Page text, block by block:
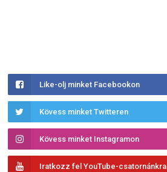
Like-olj minket Facebookon
Kövess minket Twitteren
Kövess minket Instagramon
Iratkozz fel YouTube-csatornánkra